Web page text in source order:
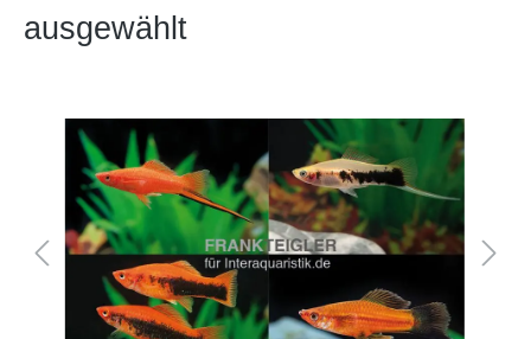
ausgewählt
Bildergalerie überspringen